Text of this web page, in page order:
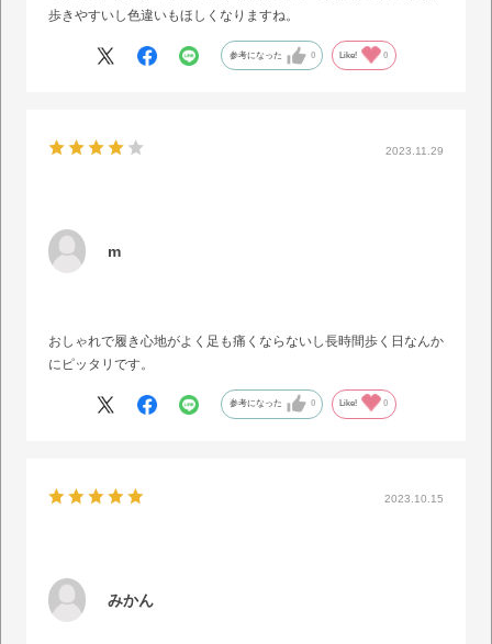
歩きやすいし色違いもほしくなりますね。
参考になった 0 Like! 0
2023.11.29
m
おしゃれで履き心地がよく足も痛くならないし長時間歩く日なんか
にピッタリです。
参考になった 0 Like! 0
2023.10.15
みかん